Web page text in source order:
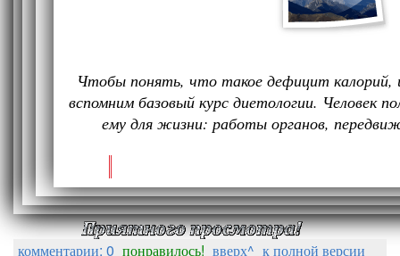
Чтобы понять, что такое дефицит
вспомним базовый курс диетологии. Человек
ему для жизни: работы органов,
комментарии: 0 понравилось! вверх^ к полной версии